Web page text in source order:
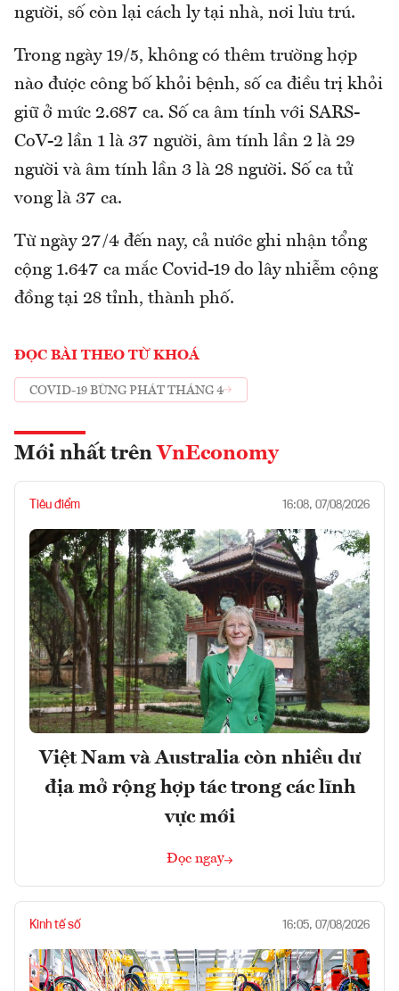
người, số còn lại cách ly tại nhà, nơi lưu trú.
Trong ngày 19/5, không có thêm trường hợp
nào được công bố khỏi bệnh, số ca điều trị khỏi
giữ ở mức 2.687 ca. Số ca âm tính với SARS-
CoV-2 lần 1 là 37 người, âm tính lần 2 là 29
người và âm tính lần 3 là 28 người. Số ca tử
vong là 37 ca.
Từ ngày 27/4 đến nay, cả nước ghi nhận tổng
cộng 1.647 ca mắc Covid-19 do lây nhiễm cộng
đồng tại 28 tỉnh, thành phố.
ĐỌC BÀI THEO TỪ KHOÁ
COVID-19 BÙNG PHÁT THÁNG 4
Mới nhất trên VnEconomy
Tiêu điểm 16:08, 07/08/2026
Việt Nam và Australia còn nhiều dư
địa mở rộng hợp tác trong các lĩnh
vực mới
Đọc ngay
Kinh tế số 16:05, 07/08/2026